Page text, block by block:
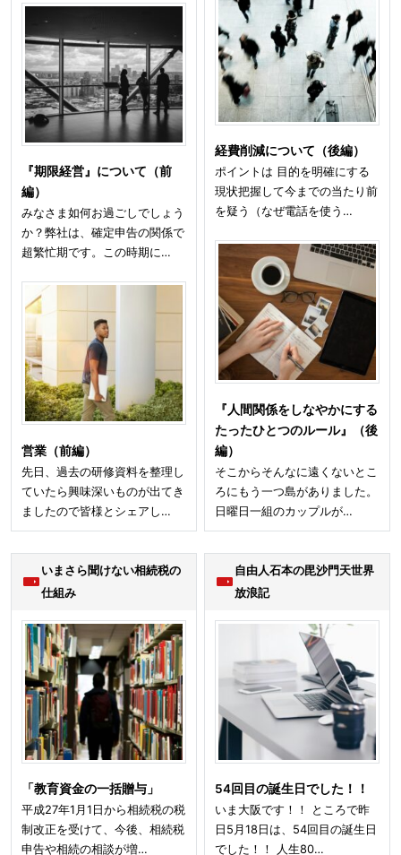
『期限経営』について（前
編）
みなさま如何お過ごしでしょう
か？弊社は、確定申告の関係で
超繁忙期です。この時期に…
営業（前編）
先日、過去の研修資料を整理し
ていたら興味深いものが出てき
ましたので皆様とシェアし…
経費削減について（後編）
ポイントは 目的を明確にする
現状把握して今までの当たり前
を疑う（なぜ電話を使う…
『人間関係をしなやかにする
たったひとつのルール』（後
編）
そこからそんなに遠くないとこ
ろにもう一つ島がありました。
日曜日一組のカップルが…
いまさら聞けない相続税の
仕組み
「教育資金の一括贈与」
平成27年1月1日から相続税の税
制改正を受けて、今後、相続税
申告や相続の相談が増…
自由人石本の毘沙門天世界
放浪記
54回目の誕生日でした！！
いま大阪です！！ ところで昨
日5月18日は、54回目の誕生日
でした！！ 人生80…